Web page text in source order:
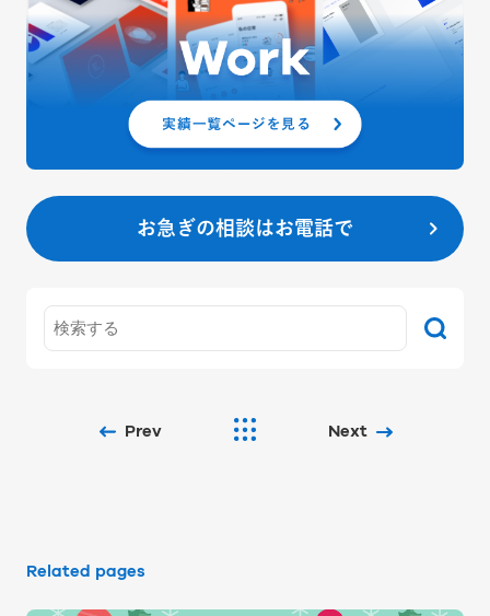
お急ぎの相談はお電話で
Prev Next
Related pages